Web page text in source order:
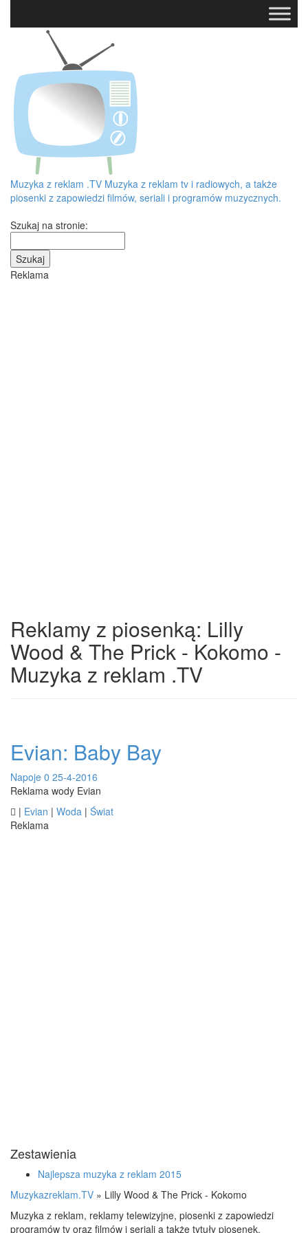
Muzyka z reklam .TV Muzyka z reklam tv i radiowych, a także
piosenki z zapowiedzi filmów, seriali i programów muzycznych.
Szukaj na stronie:
Reklama
Reklamy z piosenką: Lilly
Wood & The Prick - Kokomo -
Muzyka z reklam .TV
Evian: Baby Bay
Napoje 0 25-4-2016
Reklama wody Evian
 | Evian | Woda | Świat
Reklama
Zestawienia
Najlepsza muzyka z reklam 2015
Muzykazreklam.TV » Lilly Wood & The Prick - Kokomo
Muzyka z reklam, reklamy telewizyjne, piosenki z zapowiedzi
programów tv oraz filmów i seriali a także tytuły piosenek.